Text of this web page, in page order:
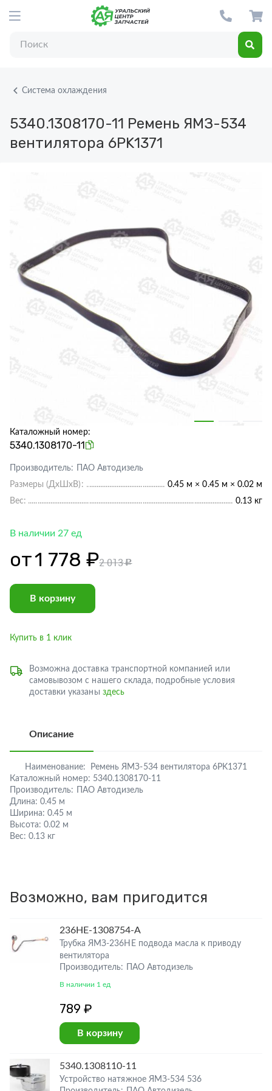
Система охлаждения
5340.1308170-11 Ремень ЯМЗ-534
вентилятора 6PK1371
Каталожный номер:
5340.1308170-11
Производитель:
ПАО Автодизель
Размеры (ДхШхВ):
0.45 м × 0.45 м × 0.02 м
Вес:
0.13 кг
В наличии 27 ед
от1 778 ₽2 013c
В корзину
Купить в 1 клик
Возможна доставка транспортной компанией или
самовывозом с нашего склада, подробные условия
доставки указаны здесь
Описание
Наименование:
Ремень ЯМЗ-534 вентилятора 6PK1371
Каталожный номер: 5340.1308170-11
Производитель:
ПАО Автодизель
Длина: 0.45 м
Ширина: 0.45 м
Высота: 0.02 м
Вес: 0.13 кг
Возможно, вам пригодится
236НЕ-1308754-А
Трубка ЯМЗ-236НЕ подвода масла к приводу
вентилятора
Производитель: ПАО Автодизель
В наличии 1 ед
789 ₽
В корзину
5340.1308110-11
Устройство натяжное ЯМЗ-534 536